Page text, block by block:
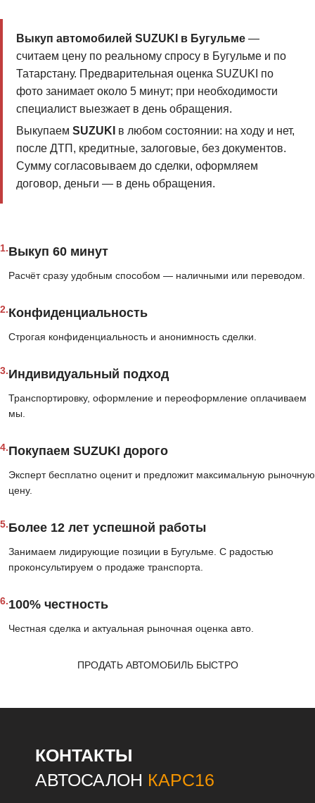
Выкуп автомобилей SUZUKI в Бугульме—
считаем цену по реальному спросу в Бугульме и по
Татарстану. Предварительная оценка SUZUKI по
фото занимает около 5 минут; при необходимости
специалист выезжает в день обращения.
Выкупаем SUZUKI в любом состоянии: на ходу и нет,
после ДТП, кредитные, залоговые, без документов.
Сумму согласовываем до сделки, оформляем
договор, деньги — в день обращения.
1.Выкуп 60 минут
Расчёт сразу удобным способом — наличными или переводом.
2.Конфиденциальность
Строгая конфиденциальность и анонимность сделки.
3.Индивидуальный подход
Транспортировку, оформление и переоформление оплачиваем
мы.
4.Покупаем SUZUKI дорого
Эксперт бесплатно оценит и предложит максимальную рыночную
цену.
5.Более 12 лет успешной работы
Занимаем лидирующие позиции в Бугульме. С радостью
проконсультируем о продаже транспорта.
6.100% честность
Честная сделка и актуальная рыночная оценка авто.
ПРОДАТЬ АВТОМОБИЛЬ БЫСТРО
КОНТАКТЫ
АВТОСАЛОН КАРС16